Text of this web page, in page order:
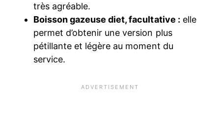
très agréable.
Boisson gazeuse diet, facultative : elle
permet d’obtenir une version plus
pétillante et légère au moment du
service.